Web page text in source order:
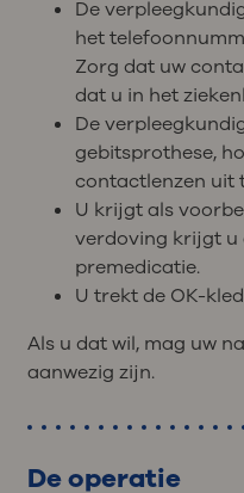
De
het
Zorg dat uw
dat u in het
De
gebitsprothese,
contactlenzen uit
U krijgt als
verdoving krijgt u
premedicatie.
U trekt de OK-
Als u dat wil, mag uw
aanwezig zijn.
De operatie